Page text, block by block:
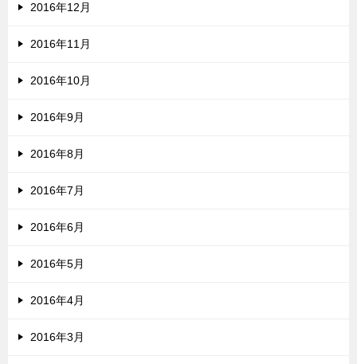
2016年12月
2016年11月
2016年10月
2016年9月
2016年8月
2016年7月
2016年6月
2016年5月
2016年4月
2016年3月